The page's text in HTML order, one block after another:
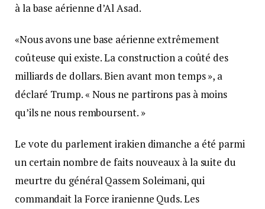
à la base aérienne d’Al Asad.
«Nous avons une base aérienne extrêmement
coûteuse qui existe. La construction a coûté des
milliards de dollars. Bien avant mon temps », a
déclaré Trump. « Nous ne partirons pas à moins
qu’ils ne nous remboursent. »
Le vote du parlement irakien dimanche a été parmi
un certain nombre de faits nouveaux à la suite du
meurtre du général Qassem Soleimani, qui
commandait la Force iranienne Quds. Les